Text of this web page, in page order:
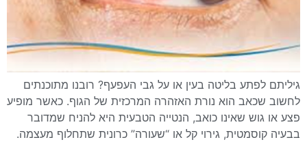
גיליתם לפתע בליטה בעין או על גבי העפעף? רובנו מתוכנתים
לחשוב שכאב הוא נורת האזהרה המרכזית של הגוף. כאשר מופיע
פצע או גוש שאינו כואב, הנטייה הטבעית היא להניח שמדובר
בבעיה קוסמטית, גירוי קל או “שעורה” כרונית שתחלוף מעצמה.